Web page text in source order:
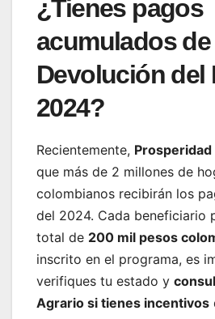
¿Tienes pagos
acumulados de
Devolución del
2024?
Recientemente, Prosperidad
que más de 2 millones de
colombianos recibirán los
del 2024. Cada beneficiario
total de 200 mil pesos
inscrito en el programa, es
verifiques tu estado y
Agrario si tienes incentivos